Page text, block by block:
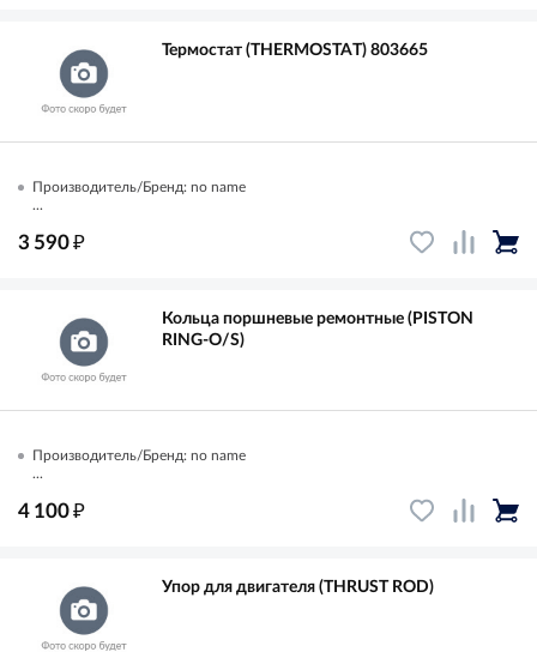
Термостат (THERMOSTAT) 803665
Производитель/Бренд: no name
...
3 590₽
Кольца поршневые ремонтные (PISTON
RING-O/S)
Производитель/Бренд: no name
...
4 100₽
Упор для двигателя (THRUST ROD)